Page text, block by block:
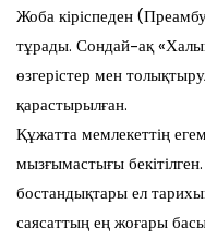
Жоба кіріспеден
тұрады. Сондай-ақ
өзгерістер мен
қарастырылған.
Құжатта мемлекеттің
мызғымастығы
бостандықтары ел
саясаттың ең жоғары